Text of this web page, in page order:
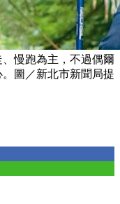
慢跑為主，不過偶爾
圖／新北市新聞局提